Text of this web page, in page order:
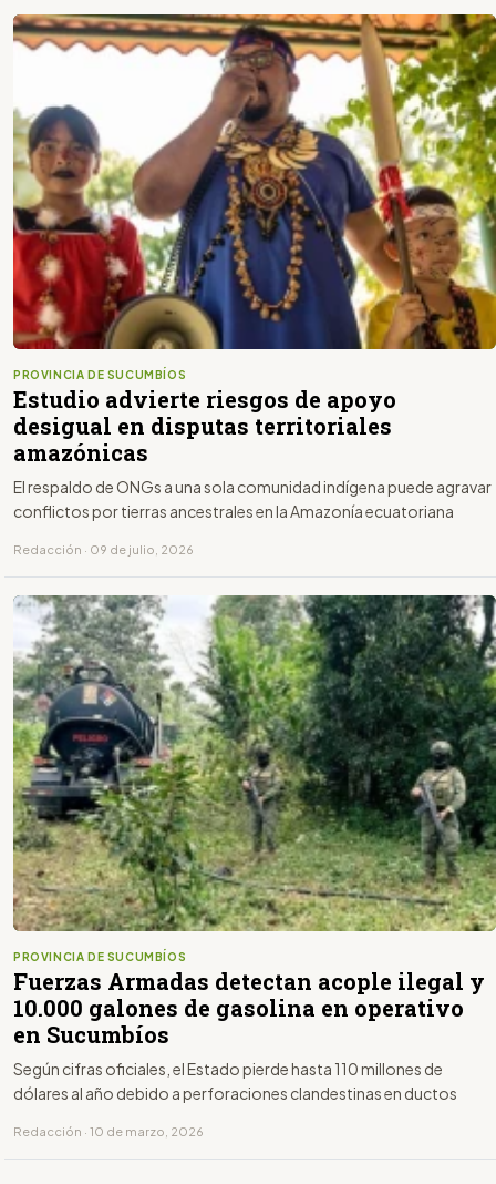
PROVINCIA DE SUCUMBÍOS
Estudio advierte riesgos de apoyo
desigual en disputas territoriales
amazónicas
El respaldo de ONGs a una sola comunidad indígena puede agravar
conflictos por tierras ancestrales en la Amazonía ecuatoriana
Redacción · 09 de julio, 2026
PROVINCIA DE SUCUMBÍOS
Fuerzas Armadas detectan acople ilegal y
10.000 galones de gasolina en operativo
en Sucumbíos
Según cifras oficiales, el Estado pierde hasta 110 millones de
dólares al año debido a perforaciones clandestinas en ductos
Redacción · 10 de marzo, 2026